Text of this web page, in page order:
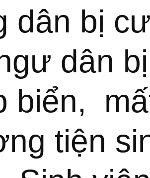
dân bị
dân bị
biển,
tiện